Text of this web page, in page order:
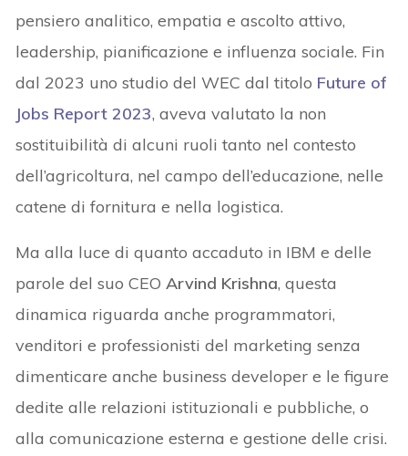
pensiero analitico, empatia e ascolto attivo,
leadership, pianificazione e influenza sociale. Fin
dal 2023 uno studio del WEC dal titolo Future of
Jobs Report 2023, aveva valutato la non
sostituibilità di alcuni ruoli tanto nel contesto
dell’agricoltura, nel campo dell’educazione, nelle
catene di fornitura e nella logistica.
Ma alla luce di quanto accaduto in IBM e delle
parole del suo CEOArvind Krishna, questa
dinamica riguarda anche programmatori,
venditori e professionisti del marketing senza
dimenticare anche business developer e le figure
dedite alle relazioni istituzionali e pubbliche, o
alla comunicazione esterna e gestione delle crisi.